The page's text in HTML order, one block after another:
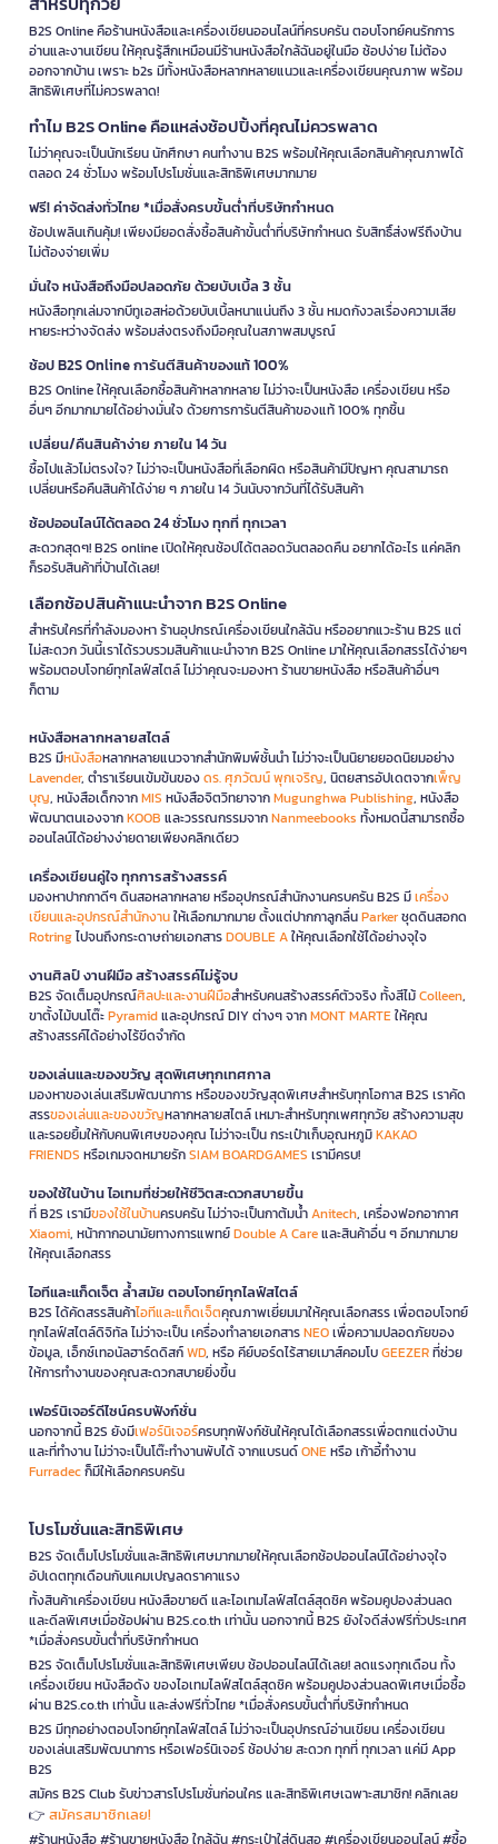
B2S Online คือร้านหนังสือและเครื่องเขียนออนไลน์ที่ครบครัน ตอบโจทย์คนรักการ
อ่านและงานเขียน ให้คุณรู้สึกเหมือนมีร้านหนังสือใกล้ฉันอยู่ในมือ ช้อปง่าย ไม่ต้อง
ออกจากบ้าน เพราะ b2s มีทั้งหนังสือหลากหลายแนวและเครื่องเขียนคุณภาพ พร้อม
สิทธิพิเศษที่ไม่ควรพลาด!
ทำไม B2S Online คือแหล่งช้อปปิ้งที่คุณไม่ควรพลาด
ไม่ว่าคุณจะเป็นนักเรียน นักศึกษา คนทำงาน B2S พร้อมให้คุณเลือกสินค้าคุณภาพได้
ตลอด 24 ชั่วโมง พร้อมโปรโมชั่นและสิทธิพิเศษมากมาย
ฟรี! ค่าจัดส่งทั่วไทย *เมื่อสั่งครบขั้นต่ำที่บริษัทกำหนด
ช้อปเพลินเกินคุ้ม! เพียงมียอดสั่งซื้อสินค้าขั้นต่ำที่บริษัทกำหนด รับสิทธิ์ส่งฟรีถึงบ้าน
ไม่ต้องจ่ายเพิ่ม
มั่นใจ หนังสือถึงมือปลอดภัย ด้วยบับเบิ้ล 3 ชั้น
หนังสือทุกเล่มจากบีทูเอสห่อด้วยบับเบิ้ลหนาแน่นถึง 3 ชั้น หมดกังวลเรื่องความเสีย
หายระหว่างจัดส่ง พร้อมส่งตรงถึงมือคุณในสภาพสมบูรณ์
ช้อป B2S Online การันตีสินค้าของแท้ 100%
B2S Online ให้คุณเลือกซื้อสินค้าหลากหลาย ไม่ว่าจะเป็นหนังสือ เครื่องเขียน หรือ
อื่นๆ อีกมากมายได้อย่างมั่นใจ ด้วยการการันตีสินค้าของแท้ 100% ทุกชิ้น
เปลี่ยน/คืนสินค้าง่าย ภายใน 14 วัน
ซื้อไปแล้วไม่ตรงใจ? ไม่ว่าจะเป็นหนังสือที่เลือกผิด หรือสินค้ามีปัญหา คุณสามารถ
เปลี่ยนหรือคืนสินค้าได้ง่าย ๆ ภายใน 14 วันนับจากวันที่ได้รับสินค้า
ช้อปออนไลน์ได้ตลอด 24 ชั่วโมง ทุกที่ ทุกเวลา
สะดวกสุดๆ! B2S online เปิดให้คุณช้อปได้ตลอดวันตลอดคืน อยากได้อะไร แค่คลิก
ก็รอรับสินค้าที่บ้านได้เลย!
เลือกช้อปสินค้าแนะนำจาก B2S Online
สำหรับใครที่กำลังมองหา ร้านอุปกรณ์เครื่องเขียนใกล้ฉัน หรืออยากแวะร้าน B2S แต่
ไม่สะดวก วันนี้เราได้รวบรวมสินค้าแนะนำจาก B2S Online มาให้คุณเลือกสรรได้ง่ายๆ
พร้อมตอบโจทย์ทุกไลฟ์สไตล์ ไม่ว่าคุณจะมองหา ร้านขายหนังสือ หรือสินค้าอื่นๆ
ก็ตาม
หนังสือหลากหลายสไตล์
B2S มีหนังสือหลากหลายแนวจากสำนักพิมพ์ชั้นนำ ไม่ว่าจะเป็นนิยายยอดนิยมอย่าง
Lavender, ตำราเรียนเข้มข้นของดร. ศุภวัฒน์ พุกเจริญ, นิตยสารอัปเดตจากเพ็ญ
บุญ, หนังสือเด็กจากMIS หนังสือจิตวิทยาจากMugunghwa Publishing, หนังสือ
พัฒนาตนเองจากKOOB และวรรณกรรมจากNanmeebooks ทั้งหมดนี้สามารถซื้อ
ออนไลน์ได้อย่างง่ายดายเพียงคลิกเดียว
เครื่องเขียนคู่ใจ ทุกการสร้างสรรค์
มองหาปากกาดีๆ ดินสอหลากหลาย หรืออุปกรณ์สำนักงานครบครัน B2S มีเครื่อง
เขียนและอุปกรณ์สำนักงานให้เลือกมากมาย ตั้งแต่ปากกาลูกลื่นParkerชุดดินสอกด
Rotringไปจนถึงกระดาษถ่ายเอกสารDOUBLE Aให้คุณเลือกใช้ได้อย่างจุใจ
งานศิลป์ งานฝีมือ สร้างสรรค์ไม่รู้จบ
B2S จัดเต็มอุปกรณ์ศิลปะและงานฝีมือสำหรับคนสร้างสรรค์ตัวจริง ทั้งสีไม้Colleen,
ขาตั้งไม้บนโต๊ะPyramidและอุปกรณ์ DIY ต่างๆ จากMONT MARTEให้คุณ
สร้างสรรค์ได้อย่างไร้ขีดจำกัด
ของเล่นและของขวัญ สุดพิเศษทุกเทศกาล
มองหาของเล่นเสริมพัฒนาการ หรือของขวัญสุดพิเศษสำหรับทุกโอกาส B2S เราคัด
สรรของเล่นและของขวัญหลากหลายสไตล์ เหมาะสำหรับทุกเพศทุกวัย สร้างความสุข
และรอยยิ้มให้กับคนพิเศษของคุณ ไม่ว่าจะเป็น กระเป๋าเก็บอุณหภูมิKAKAO
FRIENDS หรือเกมจดหมายรักSIAM BOARDGAMES เรามีครบ!
ของใช้ในบ้าน ไอเทมที่ช่วยให้ชีวิตสะดวกสบายขึ้น
ที่ B2S เรามีของใช้ในบ้านครบครัน ไม่ว่าจะเป็นกาต้มน้ำAnitech, เครื่องฟอกอากาศ
Xiaomi, หน้ากากอนามัยทางการแพทย์Double A Careและสินค้าอื่น ๆ อีกมากมาย
ให้คุณเลือกสรร
ไอทีและแก็ดเจ็ต ล้ำสมัย ตอบโจทย์ทุกไลฟ์สไตล์
B2S ได้คัดสรรสินค้าไอทีและแก็ดเจ็ตคุณภาพเยี่ยมมาให้คุณเลือกสรร เพื่อตอบโจทย์
ทุกไลฟ์สไตล์ดิจิทัล ไม่ว่าจะเป็น เครื่องทำลายเอกสารNEOเพื่อความปลอดภัยของ
ข้อมูล, เอ็กซ์เทอนัลฮาร์ดดิสก์WD, หรือ คีย์บอร์ดไร้สายเมาส์คอมโบGEEZERที่ช่วย
ให้การทำงานของคุณสะดวกสบายยิ่งขึ้น
เฟอร์นิเจอร์ดีไซน์ครบฟังก์ชั่น
นอกจากนี้ B2S ยังมีเฟอร์นิเจอร์ครบทุกฟังก์ชันให้คุณได้เลือกสรรเพื่อตกแต่งบ้าน
และที่ทำงาน ไม่ว่าจะเป็นโต๊ะทำงานพับได้ จากแบรนด์ONEหรือ เก้าอี้ทำงาน
Furradecก็มีให้เลือกครบครัน
โปรโมชั่นและสิทธิพิเศษ
B2S จัดเต็มโปรโมชั่นและสิทธิพิเศษมากมายให้คุณเลือกช้อปออนไลน์ได้อย่างจุใจ
อัปเดตทุกเดือนกับแคมเปญลดราคาแรง
ทั้งสินค้าเครื่องเขียน หนังสือขายดี และไอเทมไลฟ์สไตล์สุดชิค พร้อมคูปองส่วนลด
และดีลพิเศษเมื่อช้อปผ่าน B2S.co.th เท่านั้น นอกจากนี้ B2S ยังใจดีส่งฟรีทั่วประเทศ
*เมื่อสั่งครบขั้นต่ำที่บริษัทกำหนด
B2S จัดเต็มโปรโมชั่นและสิทธิพิเศษเพียบ ช้อปออนไลน์ได้เลย! ลดแรงทุกเดือน ทั้ง
เครื่องเขียน หนังสือดัง ของไอเทมไลฟ์สไตล์สุดชิค พร้อมคูปองส่วนลดพิเศษเมื่อซื้อ
ผ่าน B2S.co.th เท่านั้น และส่งฟรีทั่วไทย *เมื่อสั่งครบขั้นต่ำที่บริษัทกำหนด
B2S มีทุกอย่างตอบโจทย์ทุกไลฟ์สไตล์ ไม่ว่าจะเป็นอุปกรณ์อ่านเขียน เครื่องเขียน
ของเล่นเสริมพัฒนาการ หรือเฟอร์นิเจอร์ ช้อปง่าย สะดวก ทุกที่ ทุกเวลา แค่มี App
B2S
สมัคร B2S Club รับข่าวสารโปรโมชั่นก่อนใคร และสิทธิพิเศษเฉพาะสมาชิก! คลิกเลย
👉 สมัครสมาชิกเลย!
#ร้านหนังสือ #ร้านขายหนังสือ ใกล้ฉัน #กระเป๋าใส่ดินสอ #เครื่องเขียนออนไลน์ #ซื้อ